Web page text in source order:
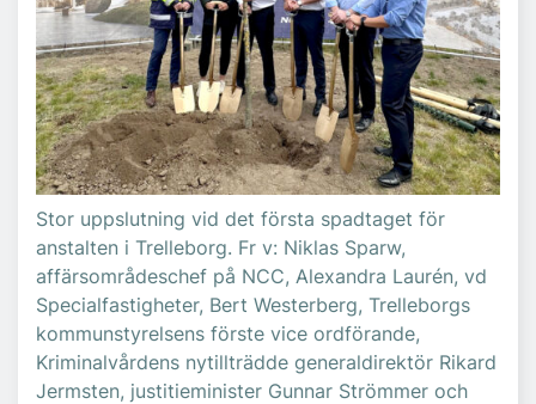
Stor uppslutning vid det första spadtaget för
anstalten i Trelleborg. Fr v: Niklas Sparw,
affärsområdeschef på NCC, Alexandra Laurén, vd
Specialfastigheter, Bert Westerberg, Trelleborgs
kommunstyrelsens förste vice ordförande,
Kriminalvårdens nytillträdde generaldirektör Rikard
Jermsten, justitieminister Gunnar Strömmer och